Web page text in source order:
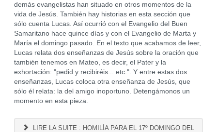
demás evangelistas han situado en otros momentos de la
vida de Jesús. También hay historias en esta sección que
sólo cuenta Lucas. Así ocurrió con el Evangelio del Buen
Samaritano hace quince días y con el Evangelio de Marta y
María el domingo pasado. En el texto que acabamos de leer,
Lucas relata dos enseñanzas de Jesús sobre la oración que
también tenemos en Mateo, es decir, el Pater y la
exhortación: "pedid y recibiréis... etc.". Y entre estas dos
enseñanzas, Lucas coloca otra enseñanza de Jesús, que
sólo él relata: la del amigo inoportuno. Detengámonos un
momento en esta pieza.
LIRE LA SUITE : HOMILÍA PARA EL 17º DOMINGO DEL